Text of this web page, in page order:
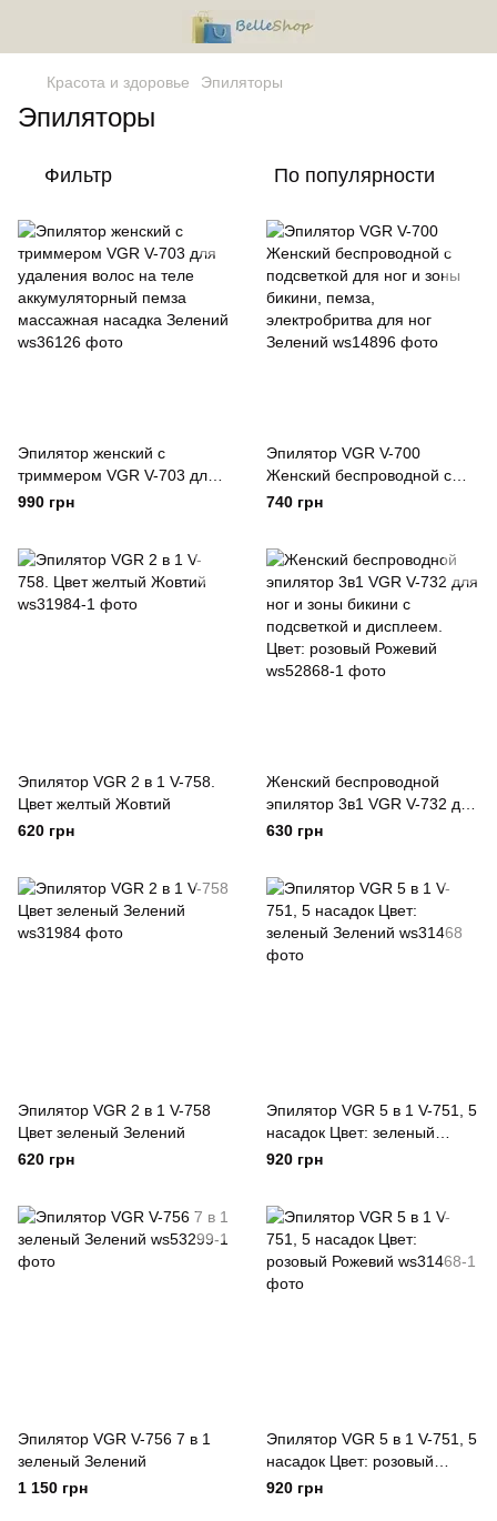
Красота и здоровье Эпиляторы
Эпиляторы
Фильтр По популярности
Эпилятор женский с
триммером VGR V-703 для
удаления волос на теле
990 грн
Эпилятор VGR V-700
Женский беспроводной с
подсветкой для ног и зоны
Зелений
740 грн
Эпилятор VGR 2 в 1 V-758.
Цвет желтый Жовтий
620 грн
Женский беспроводной
эпилятор 3в1 VGR V-732 для
ног и зоны бикини с
630 грн
Эпилятор VGR 2 в 1 V-758
Цвет зеленый Зелений
620 грн
Эпилятор VGR 5 в 1 V-751, 5
насадок Цвет: зеленый
Зелений
920 грн
Эпилятор VGR V-756 7 в 1
зеленый Зелений
1 150 грн
Эпилятор VGR 5 в 1 V-751, 5
насадок Цвет: розовый
Рожевий
920 грн